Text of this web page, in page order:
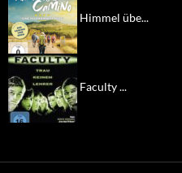
Himmel übe...
Faculty ...